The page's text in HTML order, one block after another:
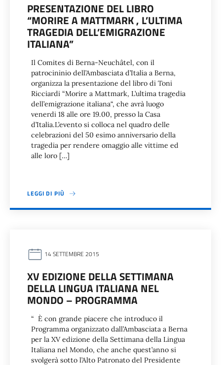
PRESENTAZIONE DEL LIBRO
“MORIRE A MATTMARK , L’ULTIMA
TRAGEDIA DELL’EMIGRAZIONE
ITALIANA”
Il Comites di Berna-Neuchâtel, con il
patrocininio dell’Ambasciata d’Italia a Berna,
organizza la presentazione del libro di Toni
Ricciardi “Morire a Mattmark, L’ultima tragedia
dell’emigrazione italiana“, che avrà luogo
venerdi 18 alle ore 19.00, presso la Casa
d’Italia.L’evento si colloca nel quadro delle
celebrazioni del 50 esimo anniversario della
tragedia per rendere omaggio alle vittime ed
alle loro […]
LEGGI DI PIÙ
14 SETTEMBRE 2015
XV EDIZIONE DELLA SETTIMANA
DELLA LINGUA ITALIANA NEL
MONDO – PROGRAMMA
“ È con grande piacere che introduco il
Programma organizzato dall’Ambasciata a Berna
per la XV edizione della Settimana della Lingua
Italiana nel Mondo, che anche quest’anno si
svolgerà sotto l’Alto Patronato del Presidente